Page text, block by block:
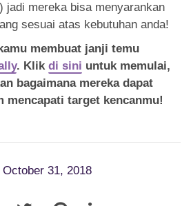
jadi mereka bisa menyarankan
sesuai atas kebutuhan anda!
membuat janji temu
. Klik di sini untuk memulai,
bagaimana mereka dapat
mencapati target kencanmu!
October 31, 2018